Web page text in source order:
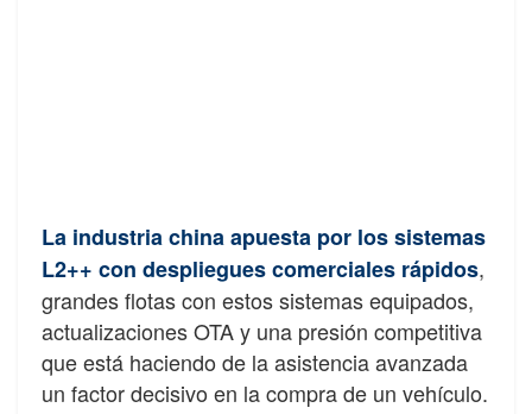
La industria china apuesta por los sistemas
L2++ con despliegues comerciales rápidos,
grandes flotas con estos sistemas equipados,
actualizaciones OTA y una presión competitiva
que está haciendo de la asistencia avanzada
un factor decisivo en la compra de un vehículo.